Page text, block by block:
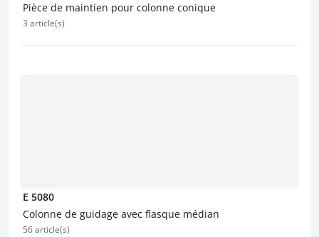
Pièce de maintien pour colonne conique
3 article(s)
E 5080
Colonne de guidage avec flasque médian
56 article(s)